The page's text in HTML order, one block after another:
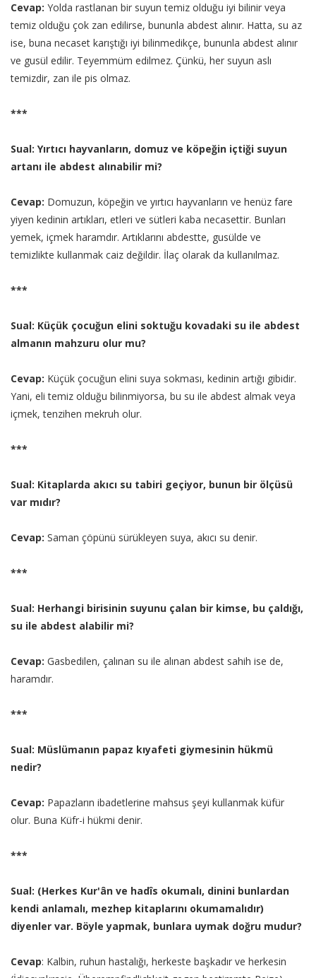
Cevap: Yolda rastlanan bir suyun temiz olduğu iyi bilinir veya
temiz olduğu çok zan edilirse, bununla abdest alınır. Hatta, su az
ise, buna necaset karıştığı iyi bilinmedikçe, bununla abdest alınır
ve gusül edilir. Teyemmüm edilmez. Çünkü, her suyun aslı
temizdir, zan ile pis olmaz.
***
Sual: Yırtıcı hayvanların, domuz ve köpeğin içtiği suyun
artanı ile abdest alınabilir mi?
Cevap: Domuzun, köpeğin ve yırtıcı hayvanların ve henüz fare
yiyen kedinin artıkları, etleri ve sütleri kaba necasettir. Bunları
yemek, içmek haramdır. Artıklarını abdestte, gusülde ve
temizlikte kullanmak caiz değildir. İlaç olarak da kullanılmaz.
***
Sual: Küçük çocuğun elini soktuğu kovadaki su ile abdest
almanın mahzuru olur mu?
Cevap: Küçük çocuğun elini suya sokması, kedinin artığı gibidir.
Yani, eli temiz olduğu bilinmiyorsa, bu su ile abdest almak veya
içmek, tenzihen mekruh olur.
***
Sual: Kitaplarda akıcı su tabiri geçiyor, bunun bir ölçüsü
var mıdır?
Cevap: Saman çöpünü sürükleyen suya, akıcı su denir.
***
Sual: Herhangi birisinin suyunu çalan bir kimse, bu çaldığı,
su ile abdest alabilir mi?
Cevap: Gasbedilen, çalınan su ile alınan abdest sahih ise de,
haramdır.
***
Sual: Müslümanın papaz kıyafeti giymesinin hükmü
nedir?
Cevap: Papazların ibadetlerine mahsus şeyi kullanmak küfür
olur. Buna Küfr-i hükmi denir.
***
Sual: (Herkes Kur'ân ve hadîs okumalı, dinini bunlardan
kendi anlamalı, mezhep kitaplarını okumamalıdır)
diyenler var. Böyle yapmak, bunlara uymak doğru mudur?
Cevap: Kalbin, ruhun hastalığı, herkeste başkadır ve herkesin